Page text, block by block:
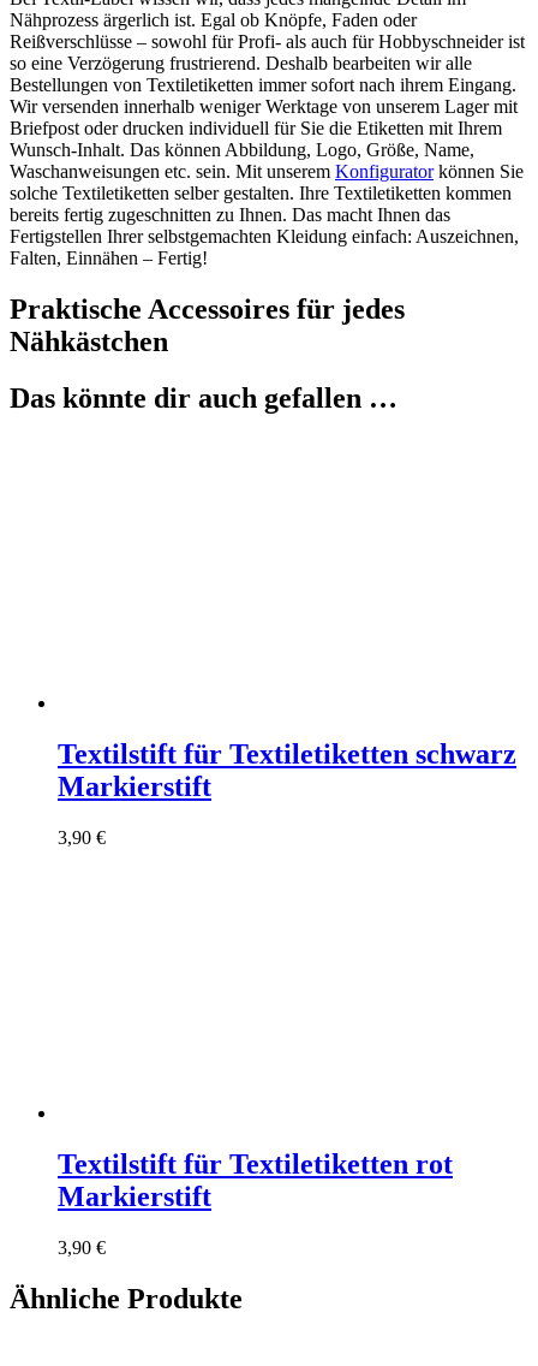
Nähprozess ärgerlich ist. Egal ob Knöpfe, Faden oder
Reißverschlüsse – sowohl für Profi- als auch für Hobbyschneider ist
so eine Verzögerung frustrierend. Deshalb bearbeiten wir alle
Bestellungen von Textiletiketten immer sofort nach ihrem Eingang.
Wir versenden innerhalb weniger Werktage von unserem Lager mit
Briefpost oder drucken individuell für Sie die Etiketten mit Ihrem
Wunsch-Inhalt. Das können Abbildung, Logo, Größe, Name,
Waschanweisungen etc. sein. Mit unserem Konfiguratorkönnen Sie
solche Textiletiketten selber gestalten. Ihre Textiletiketten kommen
bereits fertig zugeschnitten zu Ihnen. Das macht Ihnen das
Fertigstellen Ihrer selbstgemachten Kleidung einfach: Auszeichnen,
Falten, Einnähen – Fertig!
Praktische Accessoires für jedes
Nähkästchen
Das könnte dir auch gefallen …
Textilstift für Textiletiketten schwarz
Markierstift
3,90 €
Textilstift für Textiletiketten rot
Markierstift
3,90 €
Ähnliche Produkte